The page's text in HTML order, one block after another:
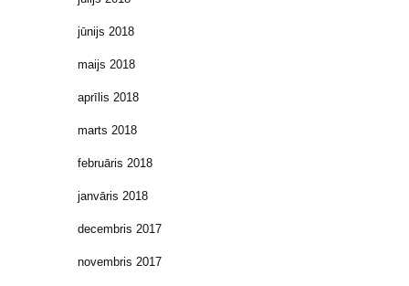
jūnijs 2018
maijs 2018
aprīlis 2018
marts 2018
februāris 2018
janvāris 2018
decembris 2017
novembris 2017